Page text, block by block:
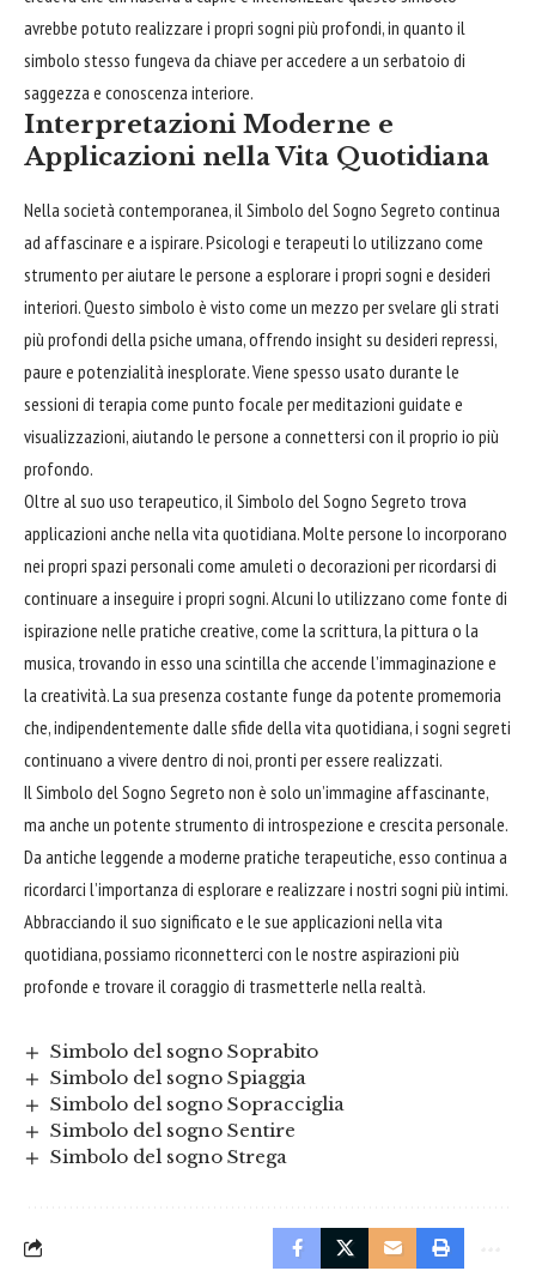
avrebbe potuto realizzare i propri sogni più profondi, in quanto il
simbolo stesso fungeva da chiave per accedere a un serbatoio di
saggezza e conoscenza interiore.
Interpretazioni Moderne e
Applicazioni nella Vita Quotidiana
Nella società contemporanea, il Simbolo del Sogno Segreto continua
ad affascinare e a ispirare. Psicologi e terapeuti lo utilizzano come
strumento per aiutare le persone a esplorare i propri sogni e desideri
interiori. Questo simbolo è visto come un mezzo per svelare gli strati
più profondi della psiche umana, offrendo insight su desideri repressi,
paure e potenzialità inesplorate. Viene spesso usato durante le
sessioni di terapia come punto focale per meditazioni guidate e
visualizzazioni, aiutando le persone a connettersi con il proprio io più
profondo.
Oltre al suo uso terapeutico, il Simbolo del Sogno Segreto trova
applicazioni anche nella vita quotidiana. Molte persone lo incorporano
nei propri spazi personali come amuleti o decorazioni per ricordarsi di
continuare a inseguire i propri sogni. Alcuni lo utilizzano come fonte di
ispirazione nelle pratiche creative, come la scrittura, la pittura o la
musica, trovando in esso una scintilla che accende l’immaginazione e
la creatività. La sua presenza costante funge da potente promemoria
che, indipendentemente dalle sfide della vita quotidiana, i sogni segreti
continuano a vivere dentro di noi, pronti per essere realizzati.
Il Simbolo del Sogno Segreto non è solo un’immagine affascinante,
ma anche un potente strumento di introspezione e crescita personale.
Da antiche leggende a moderne pratiche terapeutiche, esso continua a
ricordarci l’importanza di esplorare e realizzare i nostri sogni più intimi.
Abbracciando il suo significato e le sue applicazioni nella vita
quotidiana, possiamo riconnetterci con le nostre aspirazioni più
profonde e trovare il coraggio di trasmetterle nella realtà.
Simbolo del sogno Soprabito
Simbolo del sogno Spiaggia
Simbolo del sogno Sopracciglia
Simbolo del sogno Sentire
Simbolo del sogno Strega